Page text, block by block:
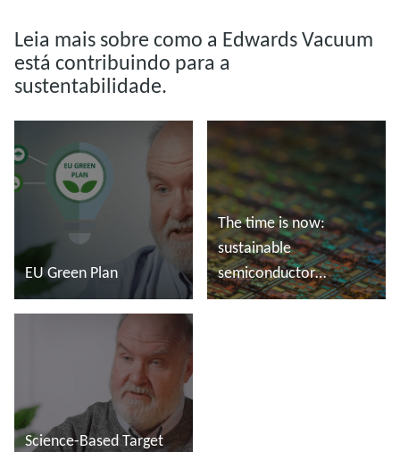
Leia mais sobre como a Edwards Vacuum
está contribuindo para a
sustentabilidade.
EU Green Plan
The time is now:
sustainable
semiconductor
manufacturing
Science-Based Target